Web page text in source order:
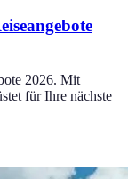
2026. Mit
für Ihre nächste